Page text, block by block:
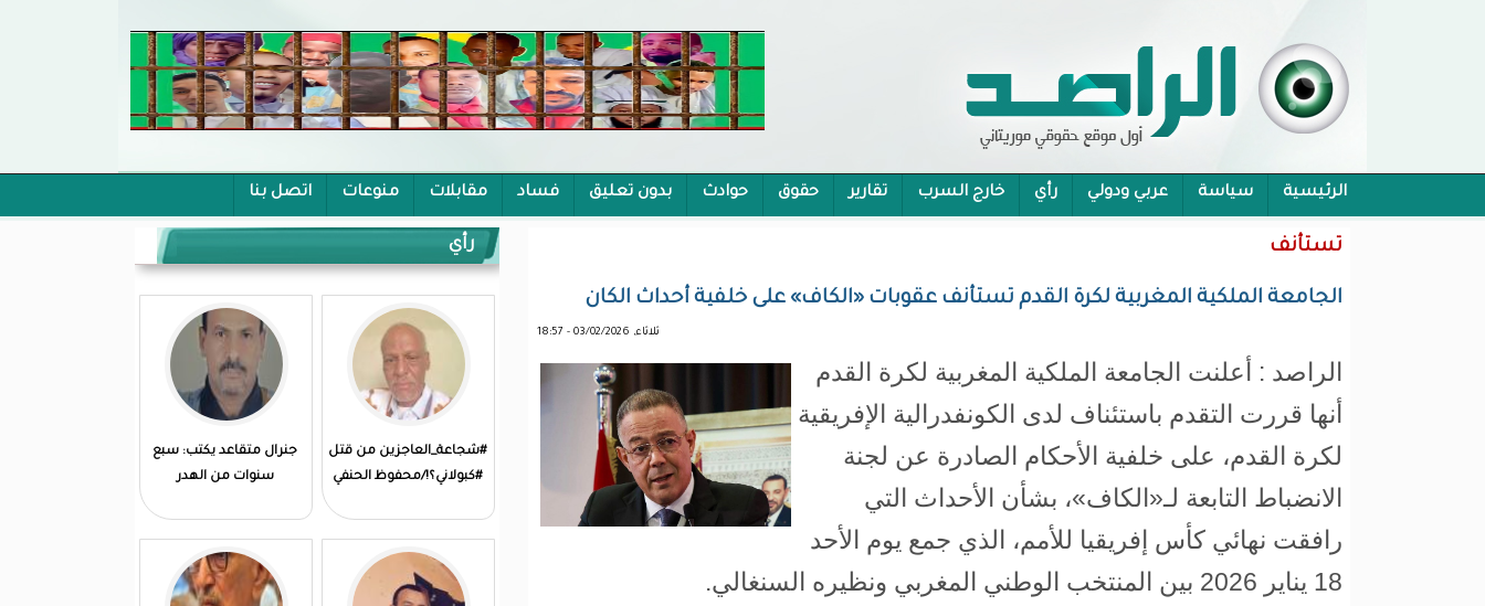
الرئيسية سياسة عربي ودولي رأي خارج السرب تقارير حقوق حوادث بدون تعليق فساد مقابلات منوعات اتصل بنا
محام:قانون حماية الرموز تفوح منه رائحة الاحكام الشمولية
تستأنف
الجامعة الملكية المغربية لكرة القدم تستأنف عقوبات «الكاف» على خلفية أحداث الكان
ثلاثاء, 03/02/2026 - 18:57
الراصد : أعلنت الجامعة الملكية المغربية لكرة القدم
أنها قررت التقدم باستئناف لدى الكونفدرالية الإفريقية
لكرة القدم، على خلفية الأحكام الصادرة عن لجنة
الانضباط التابعة لـ«الكاف»، بشأن الأحداث التي
رافقت نهائي كأس إفريقيا للأمم، الذي جمع يوم الأحد
18 يناير 2026 بين المنتخب الوطني المغربي ونظيره السنغالي.
رأي
#شجاعة_العاجزين من قتل
#كبولاني؟!/محفوظ الحنفي
جنرال متقاعد يكتب: سبع
سنوات من الهدر